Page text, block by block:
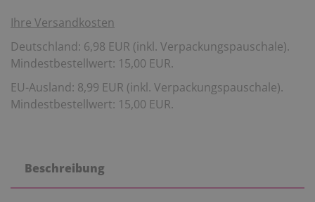
Ihre Versandkosten
Deutschland: 6,98 EUR (inkl. Verpackungspauschale).
Mindestbestellwert: 15,00 EUR.
EU-Ausland: 8,99 EUR (inkl. Verpackungspauschale).
Mindestbestellwert: 15,00 EUR.
Beschreibung